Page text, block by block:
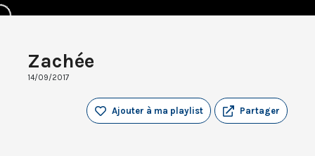
Zachée
14/09/2017
Partager
Ajouter à ma playlist